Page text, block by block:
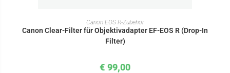
IN DEN WARENKORB
Canon EOS R-Zubehör
Canon Clear-Filter für Objektivadapter EF-EOS R (Drop-In
Filter)
€ 99,00